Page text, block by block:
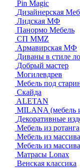
Pin Magic
Дизайнерская
Лидская МФ
Панормо Мебель
СП ММZ
Армавирская МФ
Диваны в стиле
Добрый мастер
Могилевдрев
Мебель под
Скайда
ALETAN
MILANA (мебель
Декоративные
Мебель из ротанга
Мебель из
Мебель из
Матрасы Lonax
Венская классика